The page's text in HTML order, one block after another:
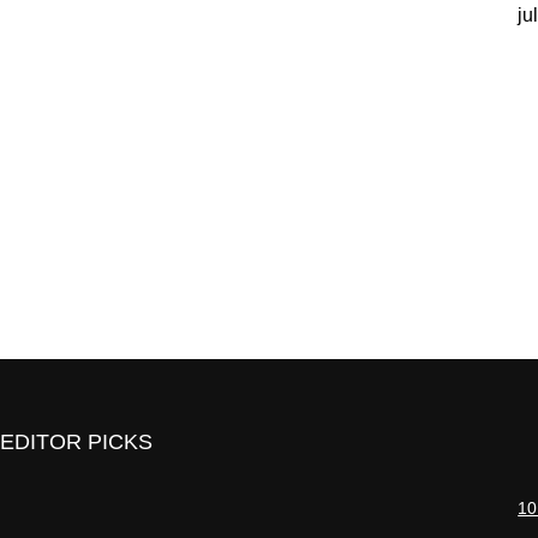
EDITOR PICKS